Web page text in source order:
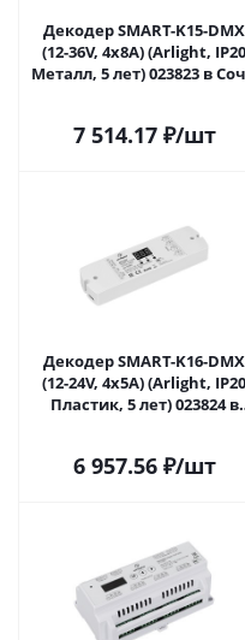
Декодер SMART-K15-DMX
(12-36V, 4x8A) (Arlight, IP20
Металл, 5 лет) 023823 в
7 514.17₽/шт
Декодер SMART-K16-DMX
(12-24V, 4x5A) (Arlight, IP20
Пластик, 5 лет) 023824 в
6 957.56₽/шт